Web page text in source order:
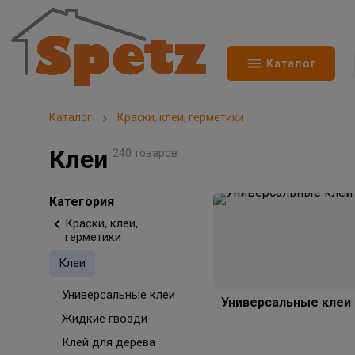
Каталог
Каталог Краски, клеи, герметики
Клеи 240 товаров
Категория
Краски, клеи,
герметики
Клеи
Универсальные клеи
Жидкие гвозди
Клей для дерева
Универсальные клеи